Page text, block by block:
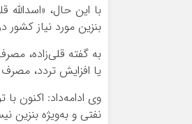
با این حال، «اسدالله
بنزین مورد نیاز
به گفته قلی‌زاده،
یا افزایش تردد،
وی ادامه‌داد: اکنون
نفتی و به‌ویژه